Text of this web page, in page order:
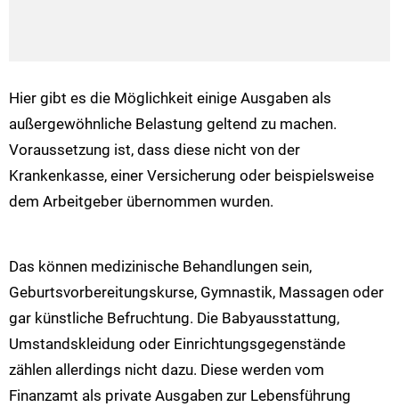
Hier gibt es die Möglichkeit einige Ausgaben als
außergewöhnliche Belastung geltend zu machen.
Voraussetzung ist, dass diese nicht von der
Krankenkasse, einer Versicherung oder beispielsweise
dem Arbeitgeber übernommen wurden.
Das können medizinische Behandlungen sein,
Geburtsvorbereitungskurse, Gymnastik, Massagen oder
gar künstliche Befruchtung. Die Babyausstattung,
Umstandskleidung oder Einrichtungsgegenstände
zählen allerdings nicht dazu. Diese werden vom
Finanzamt als private Ausgaben zur Lebensführung